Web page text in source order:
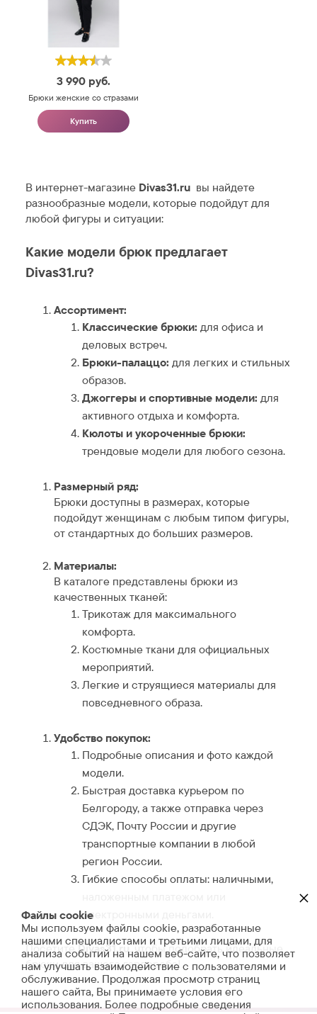
3 990 руб.
Брюки женские со стразами
Купить
В интернет-магазине Divas31.ru вы найдете
разнообразные модели, которые подойдут для
любой фигуры и ситуации:
Какие модели брюк предлагает
Divas31.ru?
Ассортимент:
Классические брюки: для офиса и
деловых встреч.
Брюки-палаццо: для легких и стильных
образов.
Джоггеры и спортивные модели: для
активного отдыха и комфорта.
Кюлоты и укороченные брюки:
трендовые модели для любого сезона.
Размерный ряд:
Брюки доступны в размерах, которые
подойдут женщинам с любым типом фигуры,
от стандартных до больших размеров.
Материалы:
В каталоге представлены брюки из
качественных тканей:
Трикотаж для максимального
комфорта.
Костюмные ткани для официальных
мероприятий.
Легкие и струящиеся материалы для
повседневного образа.
Удобство покупок:
Подробные описания и фото каждой
модели.
Быстрая доставка курьером по
Белгороду, а также отправка через
СДЭК, Почту России и другие
транспортные компании в любой
регион России.
Гибкие способы оплаты: наличными,
электронными деньгами.
ПосетитеDivas31.ru, чтобы подобрать идеальные
брюки для вашего гардероба!
Файлы cookie
Мы используем файлы cookie, разработанные
нашими специалистами и третьими лицами, для
анализа событий на нашем веб-сайте, что позволяет
нам улучшать взаимодействие с пользователями и
обслуживание. Продолжая просмотр страниц
нашего сайта, Вы принимаете условия его
использования. Более подробные сведения
×